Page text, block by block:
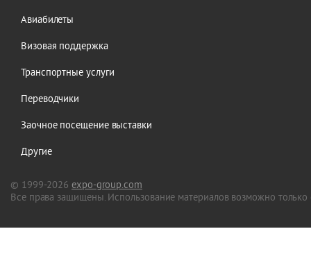
Авиабилеты
Визовая поддержка
Транспортные услуги
Переводчики
Заочное посещение выставки
Другие
© 1999-2026 expo-group.com
Все права защищены. Использование материалов возможно